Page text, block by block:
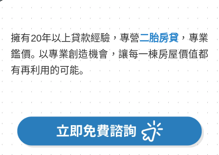
擁有20年以上貸款經驗，專營二胎房貸 ，專業
鑑價。以專業創造機會，讓每一棟房屋價值都
有再利用的可能。